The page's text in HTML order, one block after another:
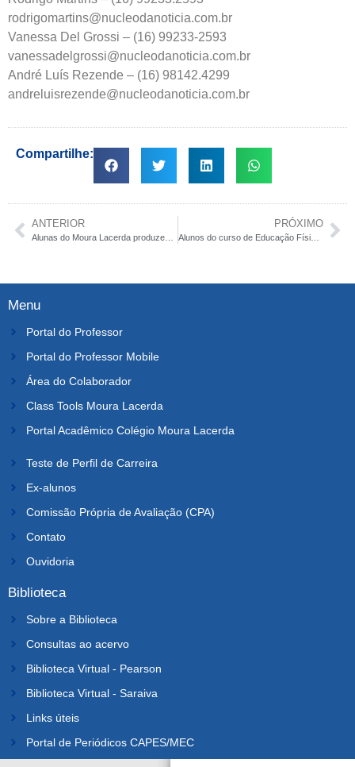
rodrigomartins@nucleodanoticia.com.br
Vanessa Del Grossi – (16) 99233-2593
vanessadelgrossi@nucleodanoticia.com.br
André Luís Rezende – (16) 98142.4299
andreluisrezende@nucleodanoticia.com.br
Compartilhe:
ANTERIOR PRÓXIMO
Alunos do curso de Educação Física do Moura Lacerda vivenciam experiências na Adevirp
Menu
Portal do Professor
Portal do Professor Mobile
Área do Colaborador
Class Tools Moura Lacerda
Portal Acadêmico Colégio Moura Lacerda
Teste de Perfil de Carreira
Ex-alunos
Comissão Própria de Avaliação (CPA)
Contato
Ouvidoria
Biblioteca
Sobre a Biblioteca
Consultas ao acervo
Biblioteca Virtual - Pearson
Biblioteca Virtual - Saraiva
Links úteis
Portal de Periódicos CAPES/MEC